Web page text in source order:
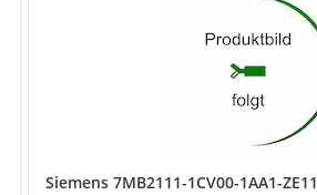
Siemens 7MB2111-1CV00-1AA1-ZE11